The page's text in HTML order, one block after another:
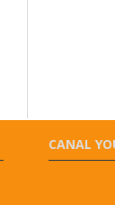
CANAL